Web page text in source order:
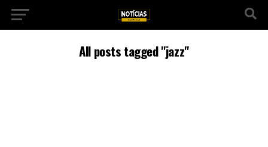
All posts tagged "jazz"